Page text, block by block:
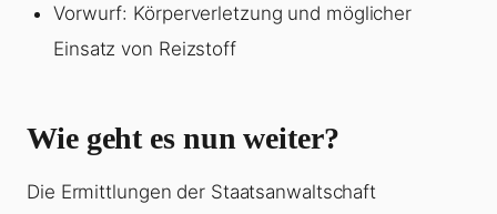
Vorwurf: Körperverletzung und möglicher
Einsatz von Reizstoff
Wie geht es nun weiter?
Die Ermittlungen der Staatsanwaltschaft